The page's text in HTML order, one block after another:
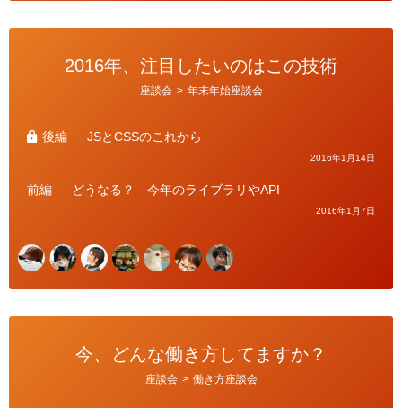
2016年、注目したいのはこの技術
リ
ー
座談会 > 年末年始座談会
後編 JSとCSSのこれから
2016年1月14日
前編 どうなる？ 今年のライブラリやAPI
2016年1月7日
今、どんな働き方してますか？
座談会 > 働き方座談会